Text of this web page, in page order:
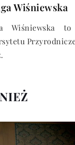
Wiśniewska
Wiśniewska